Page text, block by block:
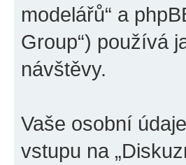
modelářů“ a
Group“) používá
návštěvy.
Vaše osobní
vstupu na